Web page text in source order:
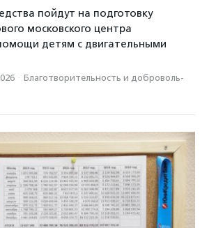
пойдут на подготовку
московского центра
детям с двигательными
· Благотвори­тель­ность и доброволь­